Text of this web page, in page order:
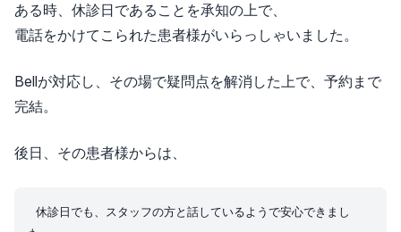
ある時、休診日であることを承知の上で、
電話をかけてこられた患者様がいらっしゃいました。
Bellが対応し、その場で疑問点を解消した上で、予約まで
完結。
後日、その患者様からは、
休診日でも、スタッフの方と話しているようで安心できまし